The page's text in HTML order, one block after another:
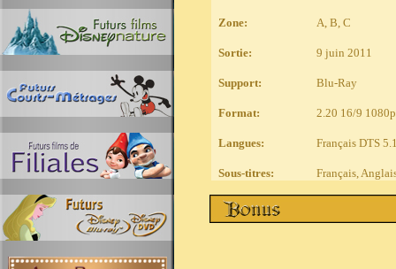
Zone:
Sortie:
Support:
Format:
Langues:
Sous-titres:
A, B, C
9 juin 2011
Blu-Ray
2.20 16/9 1080p
Français DTS
Français,